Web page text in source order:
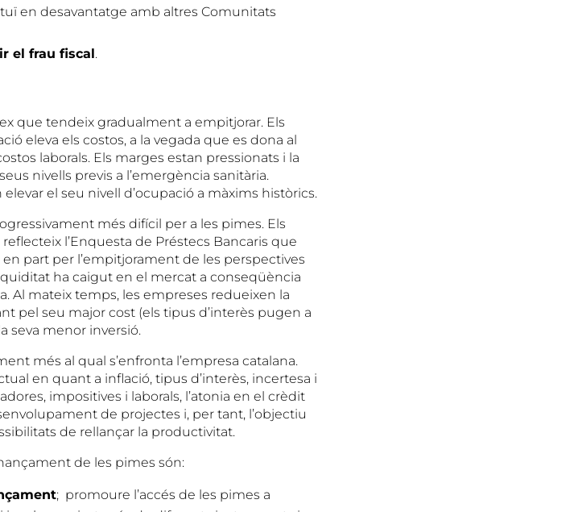
en desavantatge amb altres Comunitats
el frau fiscal.
que tendeix gradualment a empitjorar. Els
eleva els costos, a la vegada que es dona al
laborals. Els marges estan pressionats i la
nivells previs a l’emergència sanitària.
el seu nivell d’ocupació a màxims històrics.
més difícil per a les pimes. Els
l’Enquesta de Préstecs Bancaris que
part per l’empitjorament de les perspectives
ha caigut en el mercat a conseqüència
Al mateix temps, les empreses redueixen la
pel seu major cost (els tipus d’interès pugen a
seva menor inversió.
més al qual s’enfronta l’empresa catalana.
en quant a inflació, tipus d’interès, incertesa i
impositives i laborals, l’atonia en el crèdit
de projectes i, per tant, l’objectiu
de rellançar la productivitat.
de les pimes són:
; promoure l’accés de les pimes a